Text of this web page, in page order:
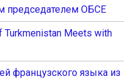
председателем ОБСЕ
Meets with
французского языка из